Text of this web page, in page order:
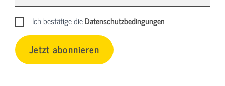
Ich bestätige dieDatenschutzbedingungen
Jetzt abonnieren